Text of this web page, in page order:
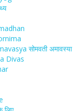
सोमवती अमावस्या
Divas